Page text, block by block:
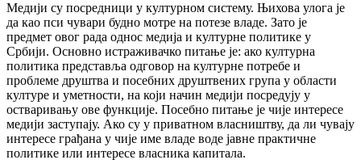
Медији су посредници у културном систему. Њихова улога је
да као пси чувари будно мотре на потезе владе. Зато је
предмет овог рада однос медија и културне политике у
Србији. Основно истраживачко питање је: ако културна
политика представља одговор на културне потребе и
проблеме друштва и посебних друштвених група у области
културе и уметности, на који начин медији посредују у
остваривању ове функције. Посебно питање је чије интересе
медији заступају. Ако су у приватном власништву, да ли чувају
интересе грађана у чије име владе воде јавне практичне
политике или интересе власника капитала.